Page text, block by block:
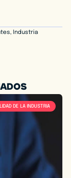
, Industria
DE LA INDUSTRIA